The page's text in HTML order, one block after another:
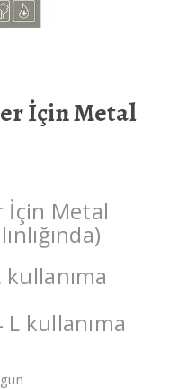
İçin Metal
İçin Metal
kullanıma